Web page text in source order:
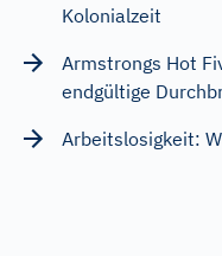
Kolonialzeit
Armstrongs Hot
endgültige
Arbeitslosigkeit: